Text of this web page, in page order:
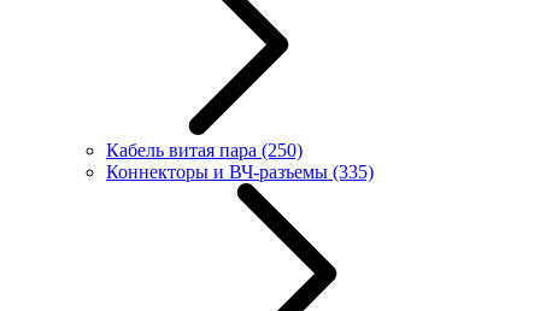
Кабель витая пара (250)
Коннекторы и ВЧ-разъемы (335)